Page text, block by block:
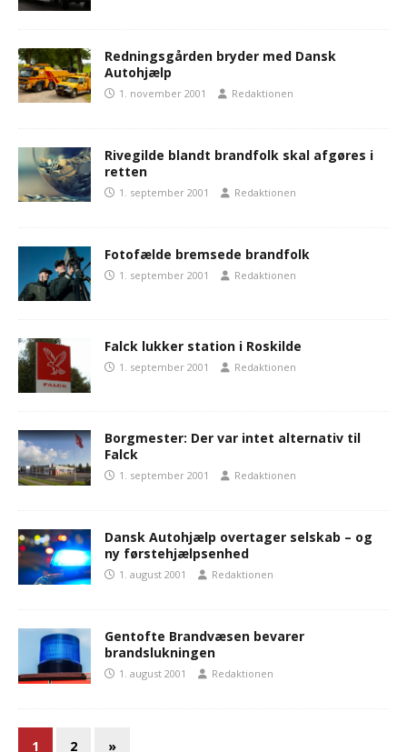
Redningsgården bryder med Dansk
Autohjælp
1. november 2001 Redaktionen
Rivegilde blandt brandfolk skal afgøres i
retten
1. september 2001 Redaktionen
Fotofælde bremsede brandfolk
1. september 2001 Redaktionen
Falck lukker station i Roskilde
1. september 2001 Redaktionen
Borgmester: Der var intet alternativ til
Falck
1. september 2001 Redaktionen
Dansk Autohjælp overtager selskab – og
ny førstehjælpsenhed
1. august 2001 Redaktionen
Gentofte Brandvæsen bevarer
brandslukningen
1. august 2001 Redaktionen
1 2 »